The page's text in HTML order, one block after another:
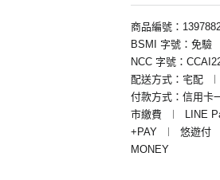
商品編號：
BSMI 字號：免驗
NCC 字號：
配送方式：宅配
付款方式：信用卡
市繳費
LINE
+PAY
悠遊付
MONEY